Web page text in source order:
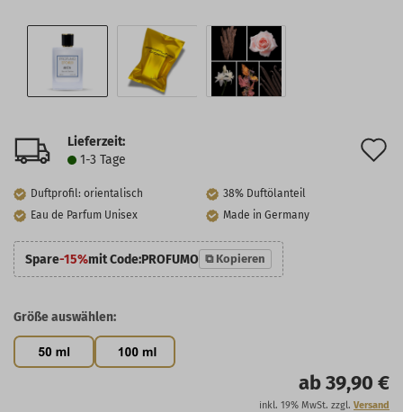
Lieferzeit:
1-3 Tage
Duftprofil: orientalisch
38% Duftölanteil
Eau de Parfum Unisex
Made in Germany
Spare-15%mit Code:PROFUMO ⧉ Kopieren
Größe auswählen:
ab 39,90 €
inkl. 19% MwSt. zzgl. Versand